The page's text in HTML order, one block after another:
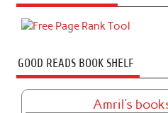
GOOD READS BOOK SHELF
Amril's